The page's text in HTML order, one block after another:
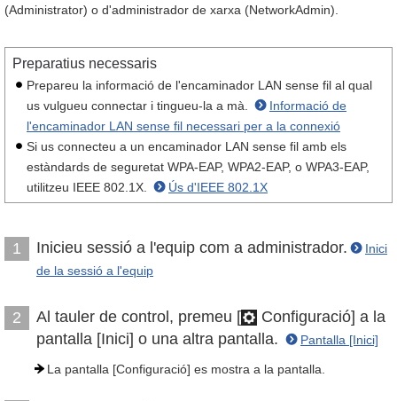
(Administrator) o d'administrador de xarxa (NetworkAdmin).
Preparatius necessaris
Prepareu la informació de l'encaminador LAN sense fil al qual
us vulgueu connectar i tingueu-la a mà.
Informació de
l'encaminador LAN sense fil necessari per a la connexió
Si us connecteu a un encaminador LAN sense fil amb els
estàndards de seguretat WPA-EAP, WPA2-EAP, o WPA3-EAP,
utilitzeu IEEE 802.1X.
Ús d'IEEE 802.1X
1 Inicieu sessió a l'equip com a administrador.
Inici
de la sessió a l'equip
2 Al tauler de control, premeu [
Configuració] a la
pantalla [Inici] o una altra pantalla.
Pantalla [Inici]
La pantalla [Configuració] es mostra a la pantalla.